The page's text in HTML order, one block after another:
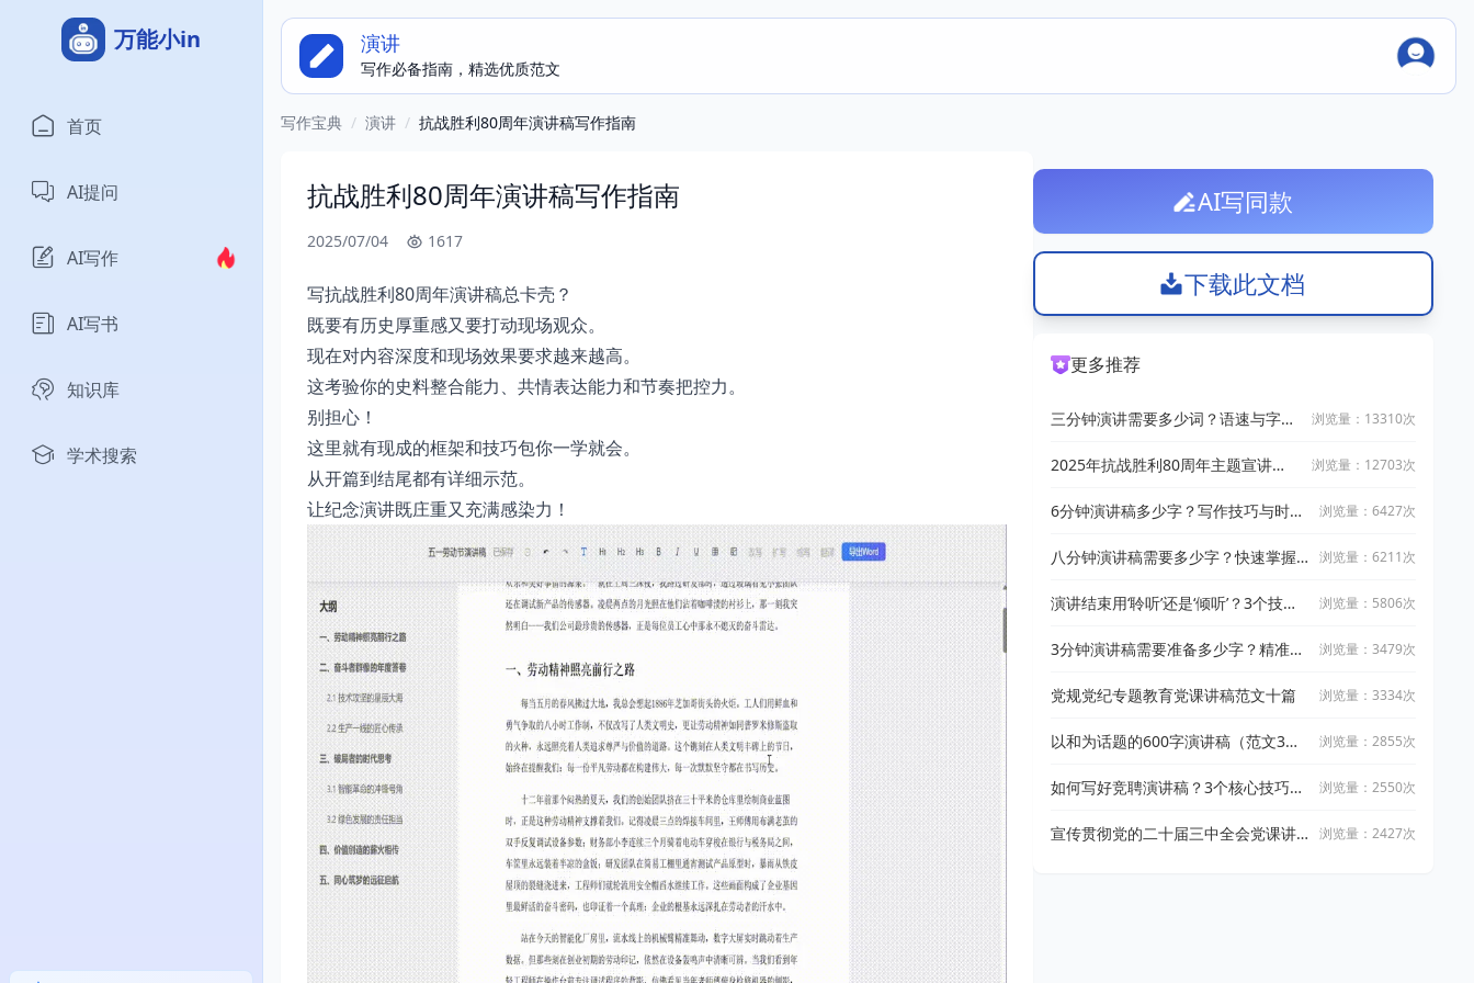
万能小in
首页
AI提问
AI写作
AI写书
知识库
学术搜索
演讲
写作必备指南，精选优质范文
写作宝典 / 演讲 / 抗战胜利80周年演讲稿写作指南
抗战胜利80周年演讲稿写作指南
2025/07/04 1617
写抗战胜利80周年演讲稿总卡壳？
既要有历史厚重感又要打动现场观众。
现在对内容深度和现场效果要求越来越高。
这考验你的史料整合能力、共情表达能力和节奏把控力。
别担心！
这里就有现成的框架和技巧包你一学就会。
从开篇到结尾都有详细示范。
让纪念演讲既庄重又充满感染力！
AI写同款
下载此文档
更多推荐
三分钟演讲需要多少词？语速与字数
浏览量：13310次
2025年抗战胜利80周年主题宣讲
浏览量：12703次
6分钟演讲稿多少字？写作技巧与时间
浏览量：6427次
八分钟演讲稿需要多少字？快速掌握
浏览量：6211次
演讲结束用‘聆听’还是‘倾听’？3个技巧
浏览量：5806次
3分钟演讲稿需要准备多少字？精准字
浏览量：3479次
党规党纪专题教育党课讲稿范文十篇 浏览量：3334次
以和为话题的600字演讲稿（范文3
浏览量：2855次
如何写好竞聘演讲稿？3个核心技巧揭
浏览量：2550次
宣传贯彻党的二十届三中全会党课讲
浏览量：2427次